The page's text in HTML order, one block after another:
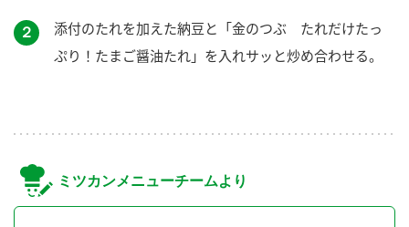
２
添付のたれを加えた納豆と「金のつぶ たれだけたっ
ぷり！たまご醤油たれ」を入れサッと炒め合わせる。
ミツカンメニューチームより